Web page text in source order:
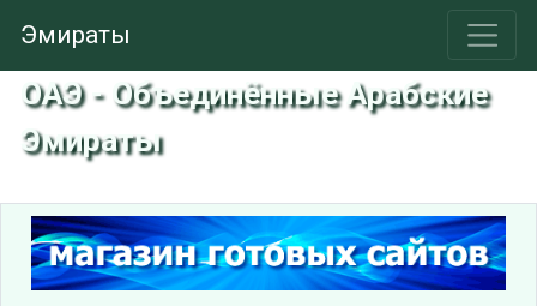
Эмираты
ОАЭ - Объединённые Арабские
Эмираты